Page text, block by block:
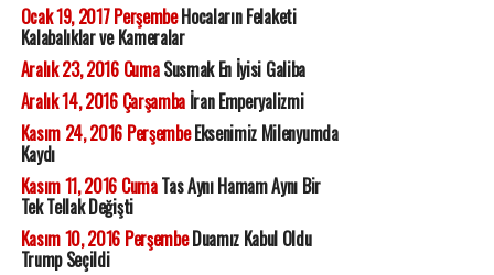
Ocak 19, 2017 PerşembeHocaların Felaketi
Kalabalıklar ve Kameralar
Aralık 23, 2016 CumaSusmak En İyisi Galiba
Aralık 14, 2016 Çarşambaİran Emperyalizmi
Kasım 24, 2016 PerşembeEksenimiz Milenyumda
Kaydı
Kasım 11, 2016 CumaTas Aynı Hamam Aynı Bir
Tek Tellak Değişti
Kasım 10, 2016 PerşembeDuamız Kabul Oldu
Trump Seçildi